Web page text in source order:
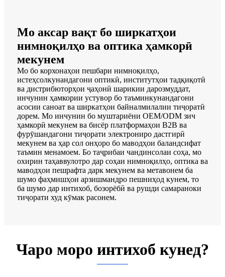
Мо аксар вақт бо ширкатҳои
нимноқилҳо ва оптика ҳамкорӣ
мекунем
Мо бо корхонаҳои пешбари нимноқилҳо,
истеҳсолкунандагони оптикӣ, институтҳои тадқиқотӣ
ва дистрибюторҳои ҷаҳонӣ шарикии дарозмуддат,
инчунин ҳамкории устувор бо таъминкунандагони
асосии саноат ва ширкатҳои байналмилалии тиҷоратӣ
дорем. Мо инчунин бо муштариёни OEM/ODM зич
ҳамкорӣ мекунем ва бисёр платформаҳои B2B ва
фурӯшандагони тиҷорати электрониро дастгирӣ
мекунем ва ҳар сол онҳоро бо маводҳои баландсифат
таъмин менамоем. Бо таҷрибаи чандинсолаи соҳа, мо
охирин таҳаввулотро дар соҳаи нимноқилҳо, оптика ва
маводҳои пешрафта дарк мекунем ва метавонем ба
шумо фаҳмишҳои арзишмандро пешниҳод кунем, то
ба шумо дар интихоб, бозорёбӣ ва рушди самараноки
тиҷорати худ кӯмак расонем.
Чаро моро интихоб кунед?